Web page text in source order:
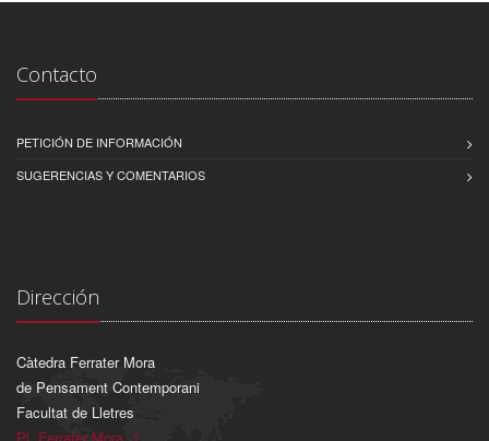
Contacto
PETICIÓN DE INFORMACIÓN
SUGERENCIAS Y COMENTARIOS
Dirección
Càtedra Ferrater Mora
de Pensament Contemporani
Facultat de Lletres